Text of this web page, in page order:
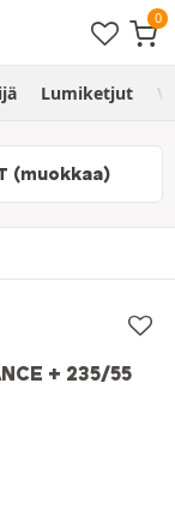
Lumiketjut
(muokkaa)
+ 235/55